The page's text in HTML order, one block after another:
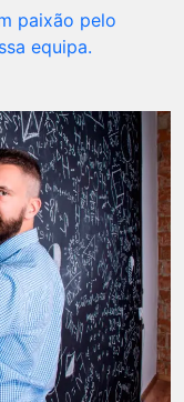
paixão pelo
equipa.